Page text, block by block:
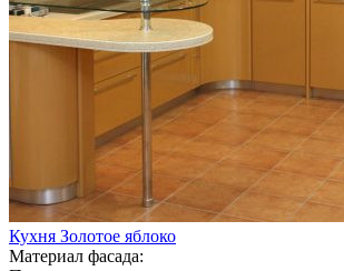
Кухня Золотое яблоко
Материал фасада: